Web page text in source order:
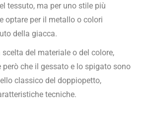
tessuto, ma per uno stile più
optare per il metallo o colori
della giacca.
scelta del materiale o del colore,
però che il gessato e lo spigato sono
classico del doppiopetto,
tecniche.